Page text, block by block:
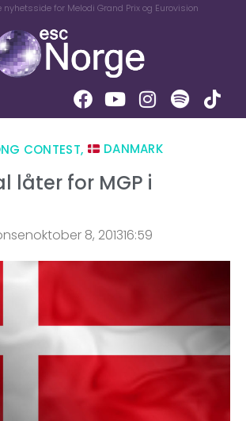
for Melodi Grand Prix og Eurovision
CONTEST, DANMARK
låter for MGP i
oktober 8, 201316:59